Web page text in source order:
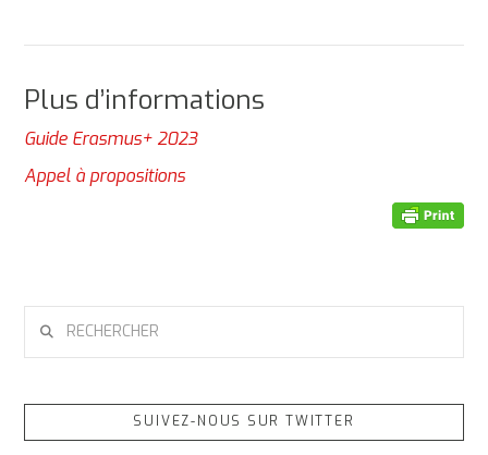
Plus d’informations
Guide Erasmus+ 2023
Appel à propositions
SUIVEZ-NOUS SUR TWITTER